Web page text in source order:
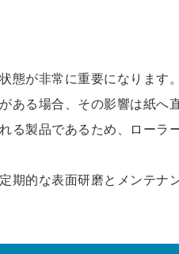
態が非常に重要になります。
ある場合、その影響は紙へ
る製品であるため、ローラ
期的な表面研磨とメンテナ